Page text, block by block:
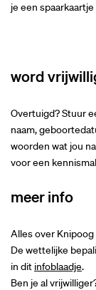
je een
word
Overtuigd? Stuur
naam,
woorden wat jou
voor een
meer info
Alles over Knipoog
De wettelijke
in dit infoblaadje.
Ben je al